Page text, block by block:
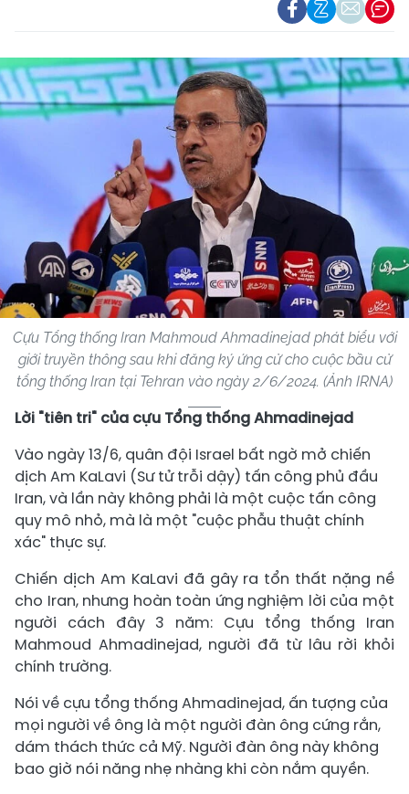
Cựu Tổng thống Iran Mahmoud Ahmadinejad phát biểu với
giới truyền thông sau khi đăng ký ứng cử cho cuộc bầu cử
tổng thống Iran tại Tehran vào ngày 2/6/2024. (Ảnh IRNA)
Lời "tiên tri" của cựu Tổng thống Ahmadinejad
Vào ngày 13/6, quân đội Israel bất ngờ mở chiến
dịch Am KaLavi (Sư tử trỗi dậy) tấn công phủ đầu
Iran, và lần này không phải là một cuộc tấn công
quy mô nhỏ, mà là một "cuộc phẫu thuật chính
xác" thực sự.
Chiến dịch Am KaLavi đã gây ra tổn thất nặng nề
cho Iran, nhưng hoàn toàn ứng nghiệm lời của một
người cách đây 3 năm: Cựu tổng thống Iran
Mahmoud Ahmadinejad, người đã từ lâu rời khỏi
chính trường.
Nói về cựu tổng thống Ahmadinejad, ấn tượng của
mọi người về ông là một người đàn ông cứng rắn,
dám thách thức cả Mỹ. Người đàn ông này không
bao giờ nói năng nhẹ nhàng khi còn nắm quyền.